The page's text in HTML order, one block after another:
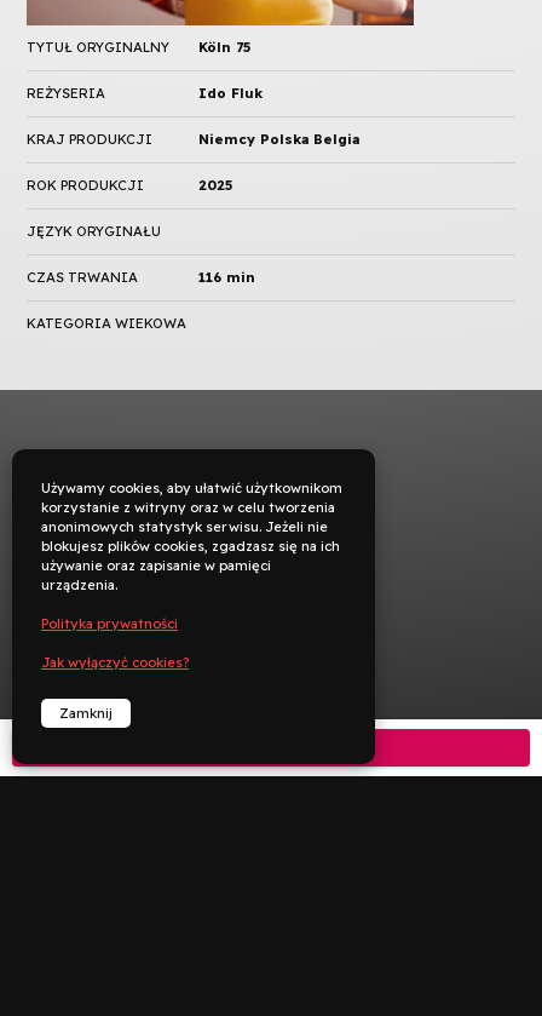
TYTUŁ ORYGINALNY Köln 75
REŻYSERIA Ido Fluk
KRAJ PRODUKCJI Niemcy Polska Belgia
ROK PRODUKCJI 2025
JĘZYK ORYGINAŁU
CZAS TRWANIA 116 min
KATEGORIA WIEKOWA
Używamy cookies, aby ułatwić użytkownikom
korzystanie z witryny oraz w celu tworzenia
anonimowych statystyk serwisu. Jeżeli nie
blokujesz plików cookies, zgadzasz się na ich
używanie oraz zapisanie w pamięci
urządzenia.
Polityka prywatności
Jak wyłączyć cookies?
Zamknij